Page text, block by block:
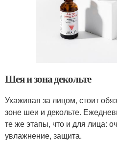
Шея и зона декольте
Ухаживая за лицом, стоит
зоне шеи и декольте.
те же этапы, что и для лица:
увлажнение, защита.